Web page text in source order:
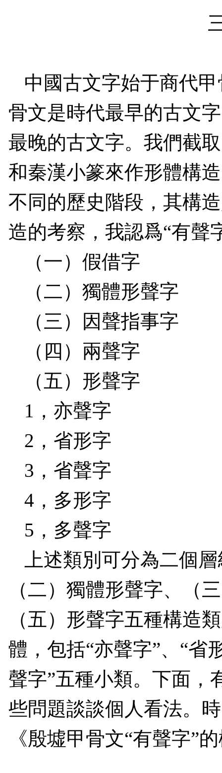
中國古文字始于商代
骨文是時代最早的古文
最晚的古文字。我們截
和秦漢小篆來作形體構
不同的歷史階段，其構
造的考察，我認爲“有聲
（一）假借字
（二）獨體形聲字
（三）因聲指事字
（四）兩聲字
（五）形聲字
1 ，亦聲字
2 ，省形字
3 ，省聲字
4 ，多形字
5 ，多聲字
上述類別可分為二個
（二）獨體形聲字、（
（五）形聲字五種構造
體，包括“亦聲字”、“省
聲字”五種小類。下面，
些問題談談個人看法。
《殷墟甲骨文“有聲字”